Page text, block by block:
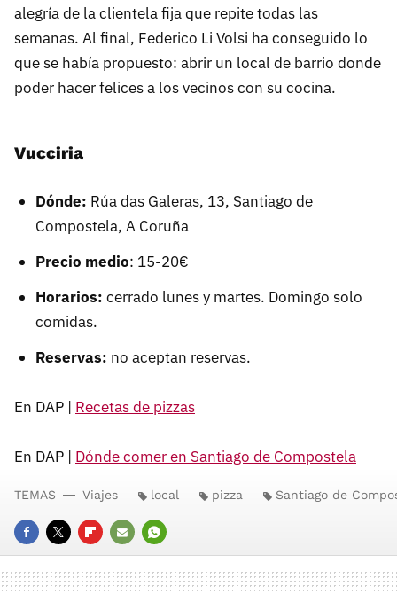
alegría de la clientela fija que repite todas las
semanas. Al final, Federico Li Volsi ha conseguido lo
que se había propuesto: abrir un local de barrio donde
poder hacer felices a los vecinos con su cocina.
Vucciria
Dónde: Rúa das Galeras, 13, Santiago de
Compostela, A Coruña
Precio medio: 15-20€
Horarios: cerrado lunes y martes. Domingo solo
comidas.
Reservas: no aceptan reservas.
En DAP | Recetas de pizzas
En DAP | Dónde comer en Santiago de Compostela
FACEBOOK
TWITTERFLIPBOARD
E-
MAIL
WHATSAPP
TEMAS Viajes local pizza Santiago de